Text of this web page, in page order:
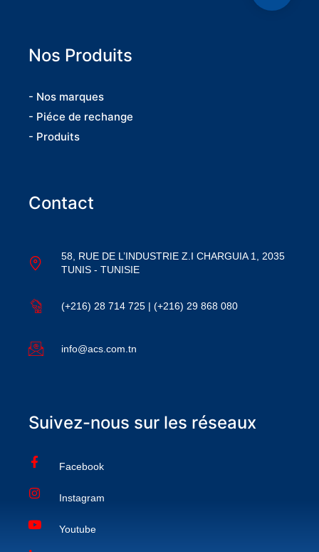
Nos Produits
- Nos marques
- Piéce de rechange
- Produits
Contact
58, RUE DE L’INDUSTRIE Z.I CHARGUIA 1, 2035
TUNIS - TUNISIE
(+216) 28 714 725 | (+216) 29 868 080
info@acs.com.tn
Suivez-nous sur les réseaux
Facebook
Instagram
Youtube